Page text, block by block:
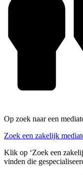
Op zoek naar een
Zoek een zakelijk
Klik op ‘Zoek een
vinden die